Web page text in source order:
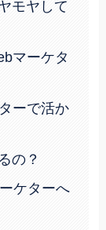
モヤして
マーケタ
ーで活か
の？
ケターへ